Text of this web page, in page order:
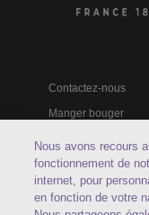
Contactez-nous
Manger bouger
Nous avons recours
fonctionnement de
internet, pour
en fonction de votre